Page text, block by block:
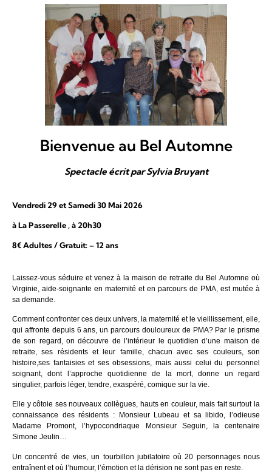
Bienvenue au Bel Automne
Spectacle écrit par Sylvia Bruyant
Vendredi 29 et Samedi 30 Mai 2026
à La Passerelle , à 20h30
8€ Adultes / Gratuit: – 12 ans
Laissez-vous séduire et venez à la maison de retraite du Bel Automne où
Virginie, aide-soignante en maternité et en parcours de PMA, est mutée à
sa demande.
Comment confronter ces deux univers, la maternité et le vieillissement, elle,
qui affronte depuis 6 ans, un parcours douloureux de PMA? Par le prisme
de son regard, on découvre de l’intérieur le quotidien d’une maison de
retraite, ses résidents et leur famille, chacun avec ses couleurs, son
histoire,ses fantaisies et ses obsessions, mais aussi celui du personnel
soignant, dont l’approche quotidienne de la mort, donne un regard
singulier, parfois léger, tendre, exaspéré, comique sur la vie.
Elle y côtoie ses nouveaux collègues, hauts en couleur, mais fait surtout la
connaissance des résidents : Monsieur Lubeau et sa libido, l’odieuse
Madame Promont, l’hypocondriaque Monsieur Seguin, la centenaire
Simone Jeulin…
Un concentré de vies, un tourbillon jubilatoire où 20 personnages nous
entraînent et où l’humour, l’émotion et la dérision ne sont pas en reste.